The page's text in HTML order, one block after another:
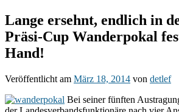
Lange ersehnt, endlich in
Präsi-Cup Wanderpokal
Hand!
Veröffentlicht am März 18, 2014 von detlef
Bei seiner fünften